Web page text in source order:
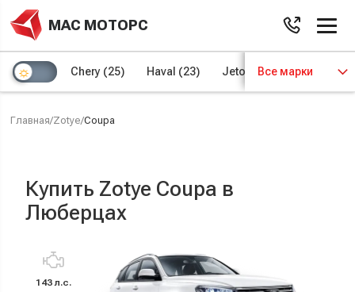
МАС МОТОРС
Chery (25) Haval (23) Jetour (8) Kaiyi (4)
Все марки
Главная/Zotye/Coupa
Купить Zotye Coupa в
Люберцах
143 л.с.